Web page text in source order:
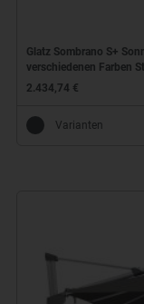
Glatz Sombrano S+
verschiedenen Farben
2.434,74 €
Varianten